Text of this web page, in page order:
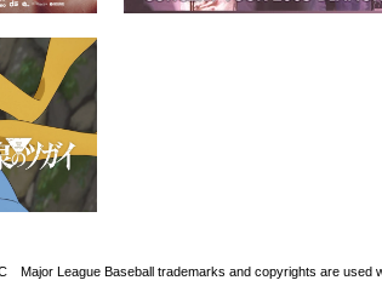
League Baseball trademarks and copyrights are used